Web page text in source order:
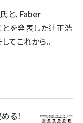
と、Faber
を発表した辻正浩
てこれから。
る！